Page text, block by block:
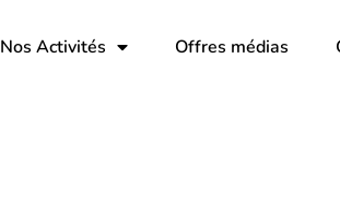
Nos Activités Offres médias